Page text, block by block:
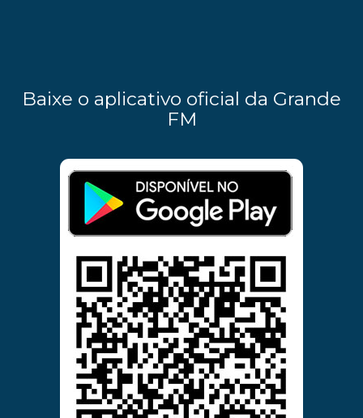
Baixe o aplicativo oficial da Grande
FM